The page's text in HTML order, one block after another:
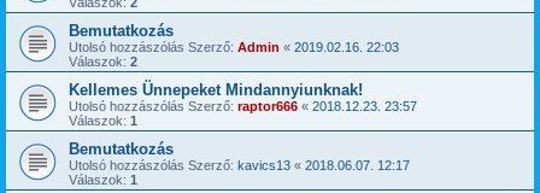
Bemutatkozás
Utolsó hozzászólás Szerző: Admin « 2019.02.16. 22:03
Válaszok: 2
Kellemes Ünnepeket Mindannyiunknak!
Utolsó hozzászólás Szerző: raptor666 « 2018.12.23. 23:57
Válaszok: 1
Bemutatkozás
Utolsó hozzászólás Szerző: kavics13 « 2018.06.07. 12:17
Válaszok: 1